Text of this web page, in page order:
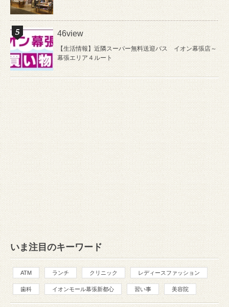
46view
【生活情報】近隣スーパー無料送迎バス イオン幕張店～
幕張エリア４ルート
いま注目のキーワード
ATM ランチ クリニック レディースファッション
歯科 イオンモール幕張新都心 習い事 美容院